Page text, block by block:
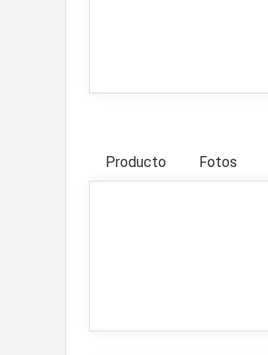
Producto Fotos